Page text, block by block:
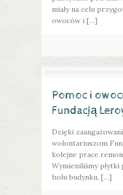
miały na celu
owoców i […]
Pomoc i
Fundacją
Dzięki
wolontariuszom
kolejne prace
Wymieniliśmy płytki
holu budynku, […]